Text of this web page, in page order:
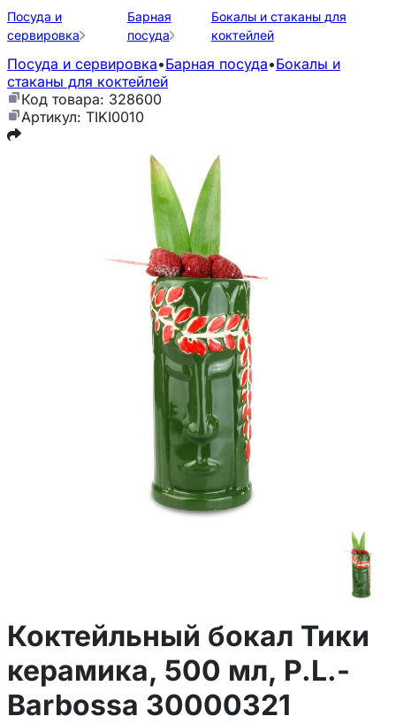
Посуда и
сервировка
Барная
посуда
Бокалы и стаканы для
коктейлей
Посуда и сервировка•Барная посуда•Бокалы и
стаканы для коктейлей
Код товара: 328600
Артикул: TIKI0010
Коктейльный бокал Тики
керамика, 500 мл, P.L.-
Barbossa 30000321